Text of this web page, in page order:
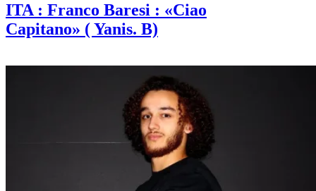
ITA : Franco Baresi : «Ciao
Capitano» ( Yanis. B)